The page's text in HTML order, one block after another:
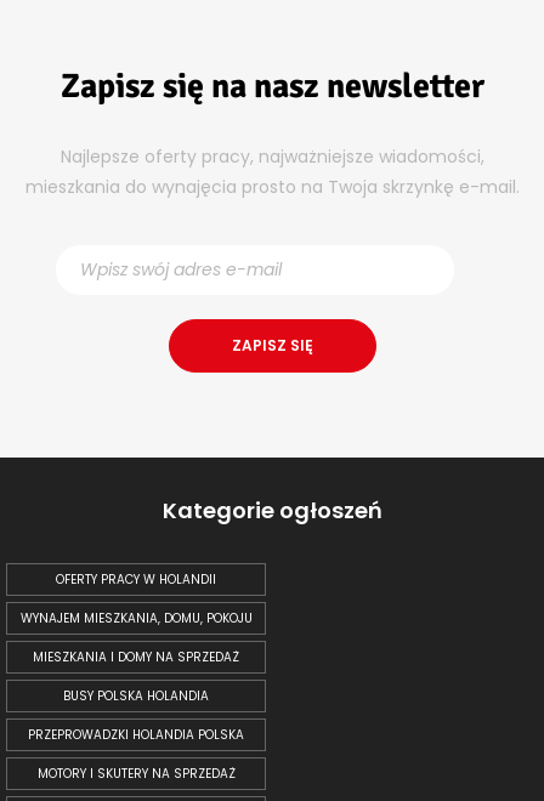
Zapisz się na nasz newsletter
Najlepsze oferty pracy, najważniejsze wiadomości,
mieszkania do wynajęcia prosto na Twoja skrzynkę e-mail.
Kategorie ogłoszeń
OFERTY PRACY W HOLANDII
WYNAJEM MIESZKANIA, DOMU, POKOJU
MIESZKANIA I DOMY NA SPRZEDAŻ
BUSY POLSKA HOLANDIA
PRZEPROWADZKI HOLANDIA POLSKA
MOTORY I SKUTERY NA SPRZEDAŻ